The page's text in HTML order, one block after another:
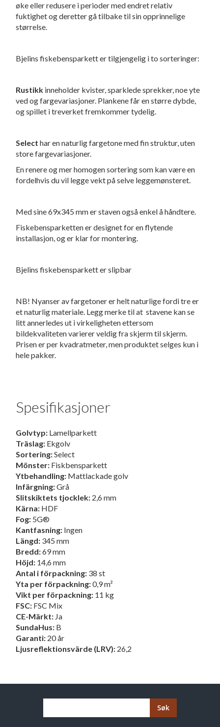
øke eller redusere i perioder med endret relativ
fuktighet og deretter gå tilbake til sin opprinnelige
størrelse.
Bjelins fiskebensparkett er tilgjengelig i to sorteringer:
Rustikk inneholder kvister, sparklede sprekker, noe yte
ved og fargevariasjoner. Plankene får en større dybde,
og spillet i treverket fremkommer tydelig.
Select har en naturlig fargetone med fin struktur, uten
store fargevariasjoner.
En renere og mer homogen sortering som kan være en
fordelhvis du vil legge vekt på selve leggemønsteret.
Med sine 69x345 mm er staven også enkel å håndtere.
Fiskebensparketten er designet for en flytende
installasjon, og er klar for montering.
Bjelins fiskebensparkett er slipbar
NB! Nyanser av fargetoner er helt naturlige fordi tre er
et naturlig materiale. Legg merke til at stavene kan se
litt annerledes ut i virkeligheten ettersom
bildekvaliteten varierer veldig fra skjerm til skjerm.
Prisen er per kvadratmeter, men produktet selges kun i
hele pakker.
Spesifikasjoner
Golvtyp: Lamellparkett
Träslag: Ekgolv
Sortering:Select
Mönster: Fiskbensparkett
Ytbehandling: Mattlackade golv
Infärgning:Grå
Slitskiktets tjocklek: 2,6 mm
Kärna: HDF
Fog: 5G®
Kantfasning: Ingen
Längd: 345 mm
Bredd:69 mm
Höjd: 14,6 mm
Antal i förpackning: 38 st
Yta per förpackning:0,9 m²
Vikt per förpackning: 11 kg
FSC: FSC Mix
CE-Märkt: Ja
SundaHus: B
Garanti: 20 år
Ljusreflektionsvärde (LRV): 26,2